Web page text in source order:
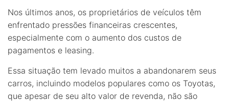
Nos últimos anos, os proprietários de veículos têm
enfrentado pressões financeiras crescentes,
especialmente com o aumento dos custos de
pagamentos e leasing.
Essa situação tem levado muitos a abandonarem seus
carros, incluindo modelos populares como os Toyotas,
que apesar de seu alto valor de revenda, não são